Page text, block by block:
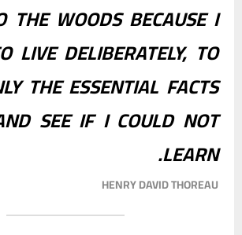
THE WOODS BECAUSE I
LIVE DELIBERATELY, TO
THE ESSENTIAL FACTS
SEE IF I COULD NOT
LEARN.
HENRY DAVID THOREAU